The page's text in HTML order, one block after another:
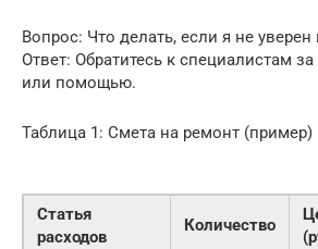
Вопрос: Что делать, если я не уверен
Ответ: Обратитесь к специалистам
или помощью.
Таблица 1: Смета на ремонт (пример)
Статья
расходов
Количество